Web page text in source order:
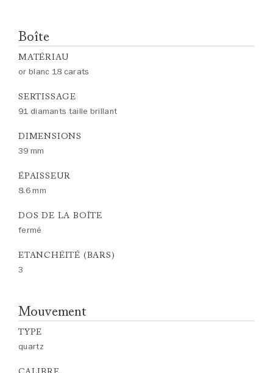
Boîte
MATÉRIAU
or blanc 18 carats
SERTISSAGE
91 diamants taille brillant
DIMENSIONS
39 mm
ÉPAISSEUR
8.6 mm
DOS DE LA BOÎTE
fermé
ETANCHÉITÉ (BARS)
3
Mouvement
TYPE
quartz